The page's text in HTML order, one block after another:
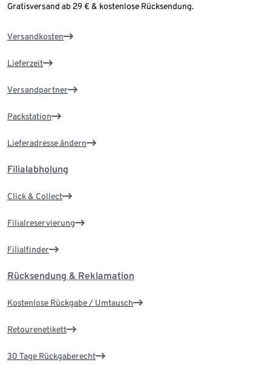
Gratisversand ab 29 € & kostenlose Rücksendung.
Versandkosten
Lieferzeit
Versandpartner
Packstation
Lieferadresse ändern
Filialabholung
Click & Collect
Filialreservierung
Filialfinder
Rücksendung & Reklamation
Kostenlose Rückgabe / Umtausch
Retourenetikett
30 Tage Rückgaberecht